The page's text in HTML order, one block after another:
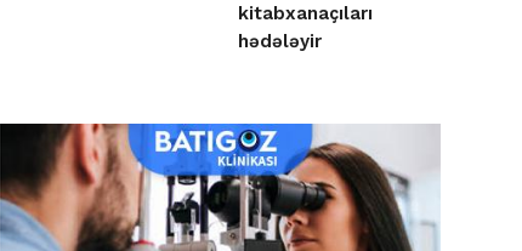
kitabxanaçıları
hədələyir